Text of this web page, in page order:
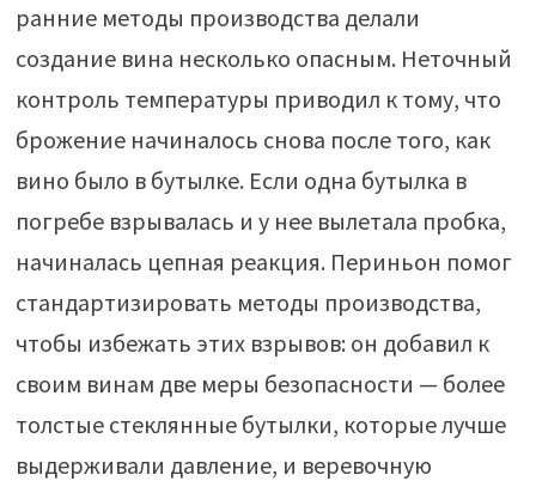
ранние методы производства делали
создание вина несколько опасным. Неточный
контроль температуры приводил к тому, что
брожение начиналось снова после того, как
вино было в бутылке. Если одна бутылка в
погребе взрывалась и у нее вылетала пробка,
начиналась цепная реакция. Периньон помог
стандартизировать методы производства,
чтобы избежать этих взрывов: он добавил к
своим винам две меры безопасности — более
толстые стеклянные бутылки, которые лучше
выдерживали давление, и веревочную